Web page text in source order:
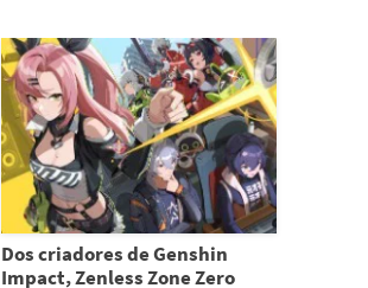
Dos criadores de Genshin
Impact, Zenless Zone Zero